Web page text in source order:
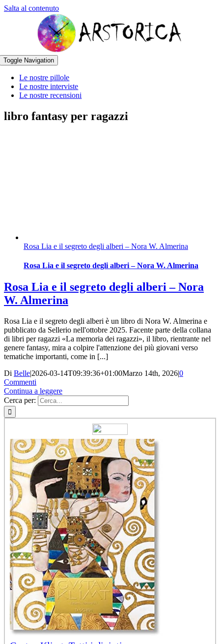
Salta al contenuto
Toggle Navigation
Le nostre pillole
Le nostre interviste
Le nostre recensioni
libro fantasy per ragazzi
Rosa Lia e il segreto degli alberi – Nora W. Almerina
Rosa Lia e il segreto degli alberi – Nora W. Almerina
Rosa Lia e il segreto degli alberi – Nora
W. Almerina
Rosa Lia e il segreto degli alberi è un libro di Nora W. Almerina e
pubblicato da Sellerio nell'ottobre 2025. Facente parte della collana
di libri per ragazzi «La memoria dei ragazzi», il libro, rientrante nel
genere fantasy, mira a colpire l'attenzione dei più giovani verso
tematiche importanti, come in [...]
Di Belle|2026-03-14T09:39:36+01:00Marzo 14th, 2026|0
Commenti
Continua a leggere
Cerca per: